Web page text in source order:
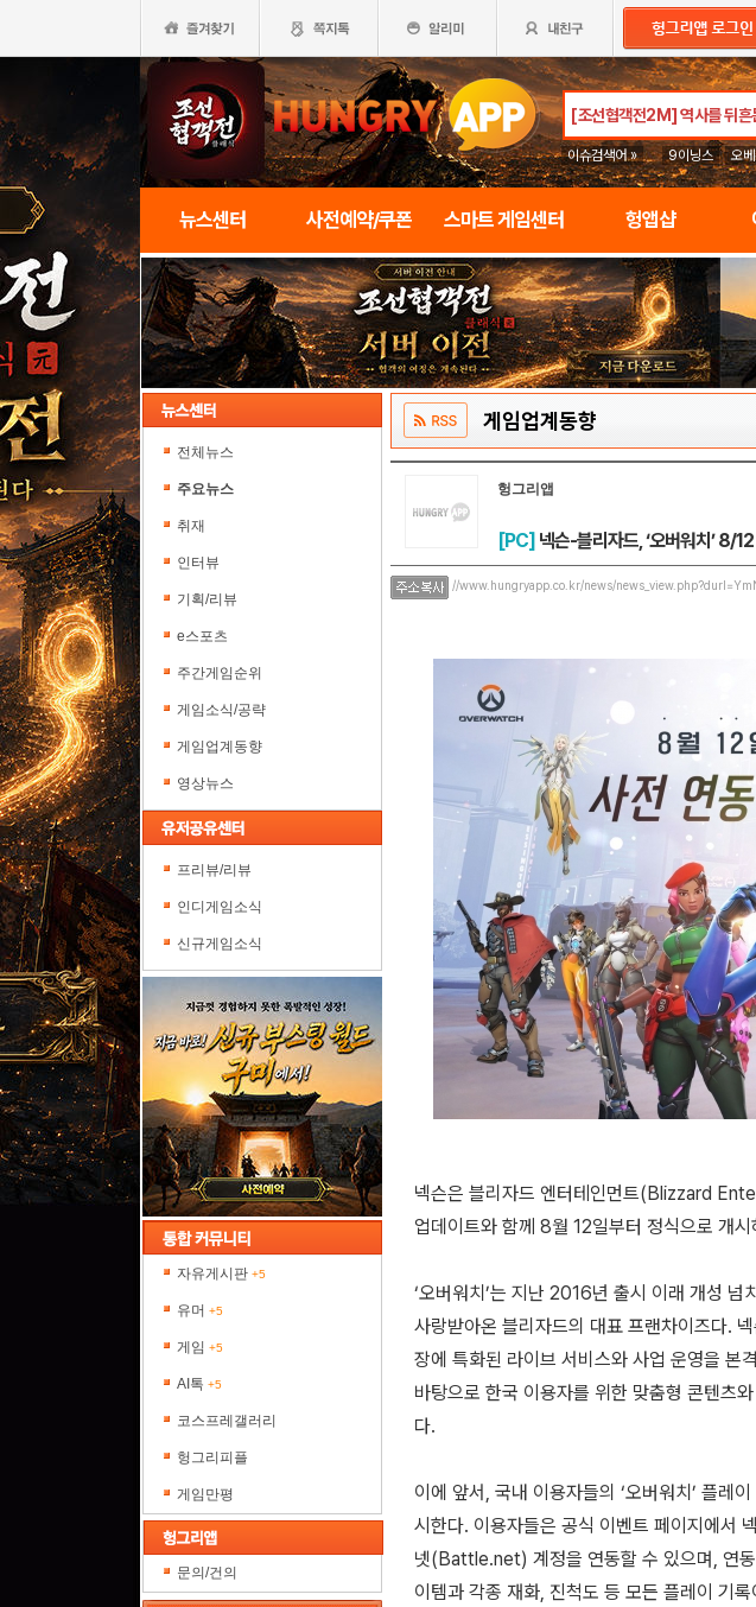
이슈검색어 » 9이닝스 오
뉴스센터 사전예약/쿠폰 스마트 게임센터 헝앱샵
전체뉴스
주요뉴스
취재
인터뷰
기획/리뷰
e스포츠
주간게임순위
게임소식/공략
게임업계동향
영상뉴스
프리뷰/리뷰
인디게임소식
신규게임소식
자유게시판 +5
유머 +5
게임 +5
AI톡 +5
코스프레갤러리
헝그리피플
게임만평
문의/건의
게임업계동향
헝그리앱
[PC] 넥슨-블리자드, ‘오버워치’ 8/
//www.hungryapp.co.kr/news/
넥슨은 블리자드 엔터테인먼트(Blizzard
업데이트와 함께 8월 12일부터 정식으로 개
‘오버워치’는 지난 2016년 출시 이래 개성 넘
사랑받아온 블리자드의 대표 프랜차이즈다.
장에 특화된 라이브 서비스와 사업 운영을 본
바탕으로 한국 이용자를 위한 맞춤형 콘텐츠
다.
이에 앞서, 국내 이용자들의 ‘오버워치’ 플레
시한다. 이용자들은 공식 이벤트 페이지에서
넷(Battle.net) 계정을 연동할 수 있으며, 연
이템과 각종 재화, 진척도 등 모든 플레이 기